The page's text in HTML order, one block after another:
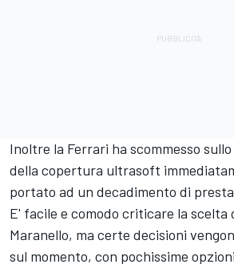
Inoltre la Ferrari ha scommesso
della copertura ultrasoft
portato ad un decadimento di
E' facile e comodo criticare la scelta
Maranello, ma certe decisioni
sul momento, con pochissime